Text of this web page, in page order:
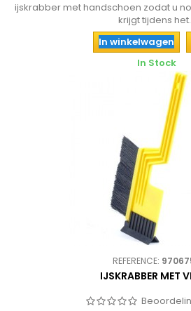
ijskrabber met handschoen zodat u
krijgt tijdens
In winkelwagen
In Stock
REFERENCE:
IJSKRABBER MET